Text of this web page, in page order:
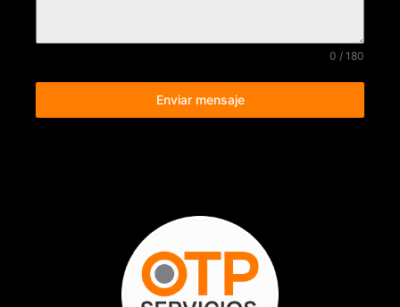
0 / 180
Enviar mensaje